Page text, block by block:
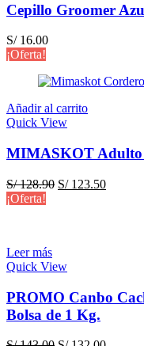
Cepillo Groomer
S/16.00
¡Oferta!
Añadir al carrito
Quick View
MIMASKOT Adulto
S/128.90 El
S/123.50El
¡Oferta!
Leer más
Quick View
PROMO Canbo
Bolsa de 1 Kg.